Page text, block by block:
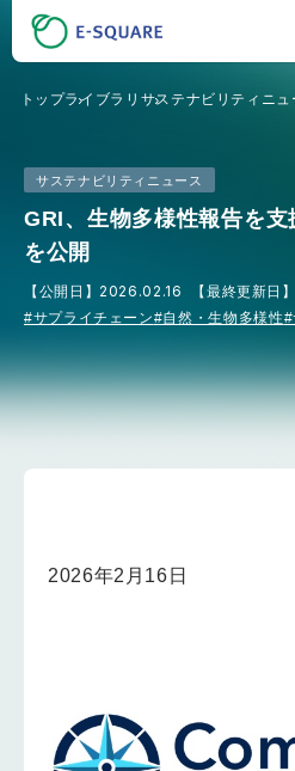
トップライブラリ サステナビリティニュ
サステナビリティニュース
GRI、生物多様性報告を
を公開
【公開日】 2026.02.16 【最終更新日】
#サプライチェーン#自然・生物多様性
2026年2月16日